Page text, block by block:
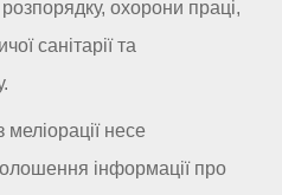
охорони праці,
санітарії та
несе
інформації про